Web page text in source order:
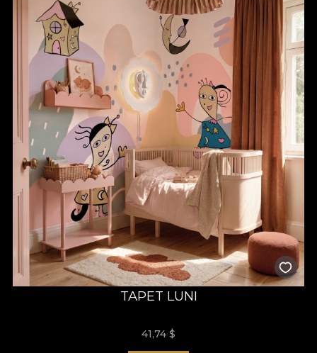
TAPET LUNI
41,74 $